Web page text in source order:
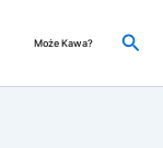
Może Kawa?